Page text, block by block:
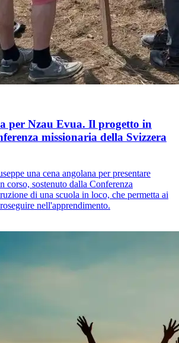
per Nzau Evua. Il progetto in
missionaria della Svizzera
una cena angolana per presentare
corso, sostenuto dalla Conferenza
di una scuola in loco, che permetta ai
nell'apprendimento.